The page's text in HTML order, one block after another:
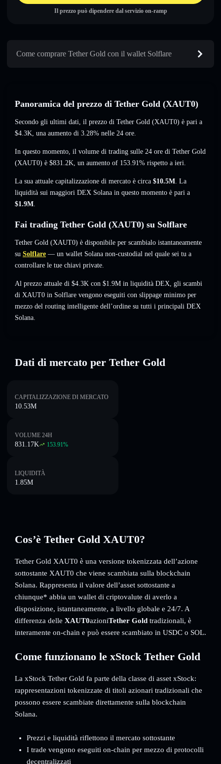
Il prezzo può dipendere dal servizio on-ramp
Come comprare Tether Gold con il wallet Solflare
Panoramica del prezzo di Tether Gold (XAUT0)
Secondo gli ultimi dati, il prezzo di Tether Gold (XAUT0) è pari a
$4.3K, una aumento di 3.28% nelle 24 ore.
In questo momento, il volume di trading sulle 24 ore di Tether Gold
(XAUT0) è $831.2K, un aumento of 153.91% rispetto a ieri.
La sua attuale capitalizzazione di mercato è circa $10.5M. La
liquidità sui maggiori DEX Solana in questo momento è pari a
$1.9M.
Fai trading Tether Gold (XAUT0) su Solflare
Tether Gold (XAUT0) è disponibile per scambialo istantaneamente
su Solflare — un wallet Solana non-custodial nel quale sei tu a
controllare le tue chiavi private.
Al prezzo attuale di $4.3K con $1.9M in liquidità DEX, gli scambi
di XAUT0 in Solflare vengono eseguiti con slippage minimo per
mezzo del routing intelligente dell’ordine su tutti i principali DEX
Solana.
Dati di mercato per Tether Gold
CAPITALIZZAZIONE DI MERCATO
10.53M
VOLUME 24H
831.17K 153.91%
LIQUIDITÀ
1.85M
Cos’è Tether Gold XAUT0?
Tether Gold XAUT0 è una versione tokenizzata dell’azione
sottostante XAUT0 che viene scambiata sulla blockchain
Solana. Rappresenta il valore dell’asset sottostante a
chiunque* abbia un wallet di criptovalute di averlo a
disposizione, istantaneamente, a livello globale e 24/7. A
differenza delle XAUT0azioniTether Gold tradizionali, è
interamente on-chain e può essere scambiato in USDC o SOL.
Come funzionano le xStock Tether Gold
La xStock Tether Gold fa parte della classe di asset xStock:
rappresentazioni tokenizzate di titoli azionari tradizionali che
possono essere scambiate direttamente sulla blockchain
Solana.
Prezzi e liquidità riflettono il mercato sottostante
I trade vengono eseguiti on-chain per mezzo di protocolli
decentralizzati